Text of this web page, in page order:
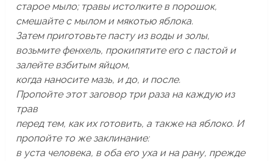
старое мыло; травы истолките в порошок,
смешайте с мылом и мякотью яблока.
Затем приготовьте пасту из воды и золы,
возьмите фенхель, прокипятите его с пастой и
залейте взбитым яйцом,
когда наносите мазь, и до, и после.
Пропойте этот заговор три раза на каждую из
трав
перед тем, как их готовить, а также на яблоко. И
пропойте то же заклинание:
в уста человека, в оба его уха и на рану, прежде